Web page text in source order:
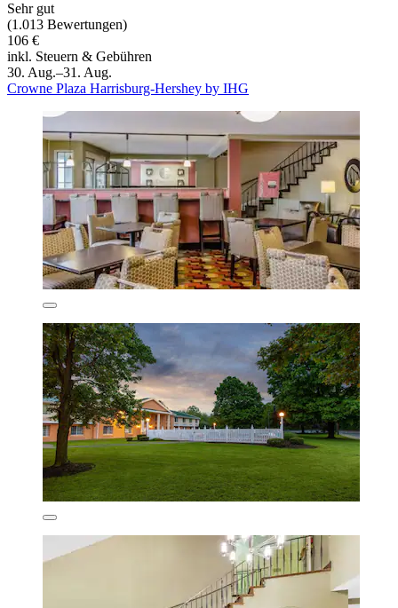
Sehr gut
(1.013 Bewertungen)
106 €
inkl. Steuern & Gebühren
30. Aug.–31. Aug.
Crowne Plaza Harrisburg-Hershey by IHG